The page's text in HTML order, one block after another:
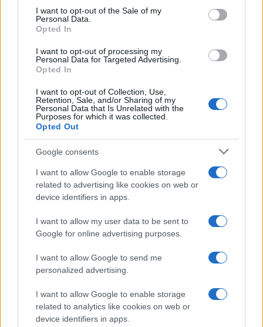
consent section.
I want to opt-out of the Sale of my
Personal Data.
Opted In
I want to opt-out of processing my
Personal Data for Targeted Advertising.
Opted In
I want to opt-out of Collection, Use,
Retention, Sale, and/or Sharing of my
Personal Data that Is Unrelated with the
Purposes for which it was collected.
Opted Out
Google consents
I want to allow Google to enable storage
related to advertising like cookies on web or
device identifiers in apps.
I want to allow my user data to be sent to
Google for online advertising purposes.
I want to allow Google to send me
personalized advertising.
I want to allow Google to enable storage
related to analytics like cookies on web or
device identifiers in apps.
Vuoi rimuovere le pubblicità nazionali?
Puoi abbonarti asoli € 1,10 al mese
cliccandoqui